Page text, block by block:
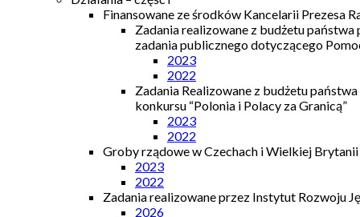
Finansowane ze środków Kancelarii Prezesa
Zadania realizowane z budżetu
zadania publicznego dotyczącego
2023
2022
Zadania Realizowane z budżetu
konkursu “Polonia i Polacy za Granicą”
2023
2022
Groby rządowe w Czechach i Wielkiej Brytanii
2023
2022
Zadania realizowane przez Instytut Rozwoju
2026